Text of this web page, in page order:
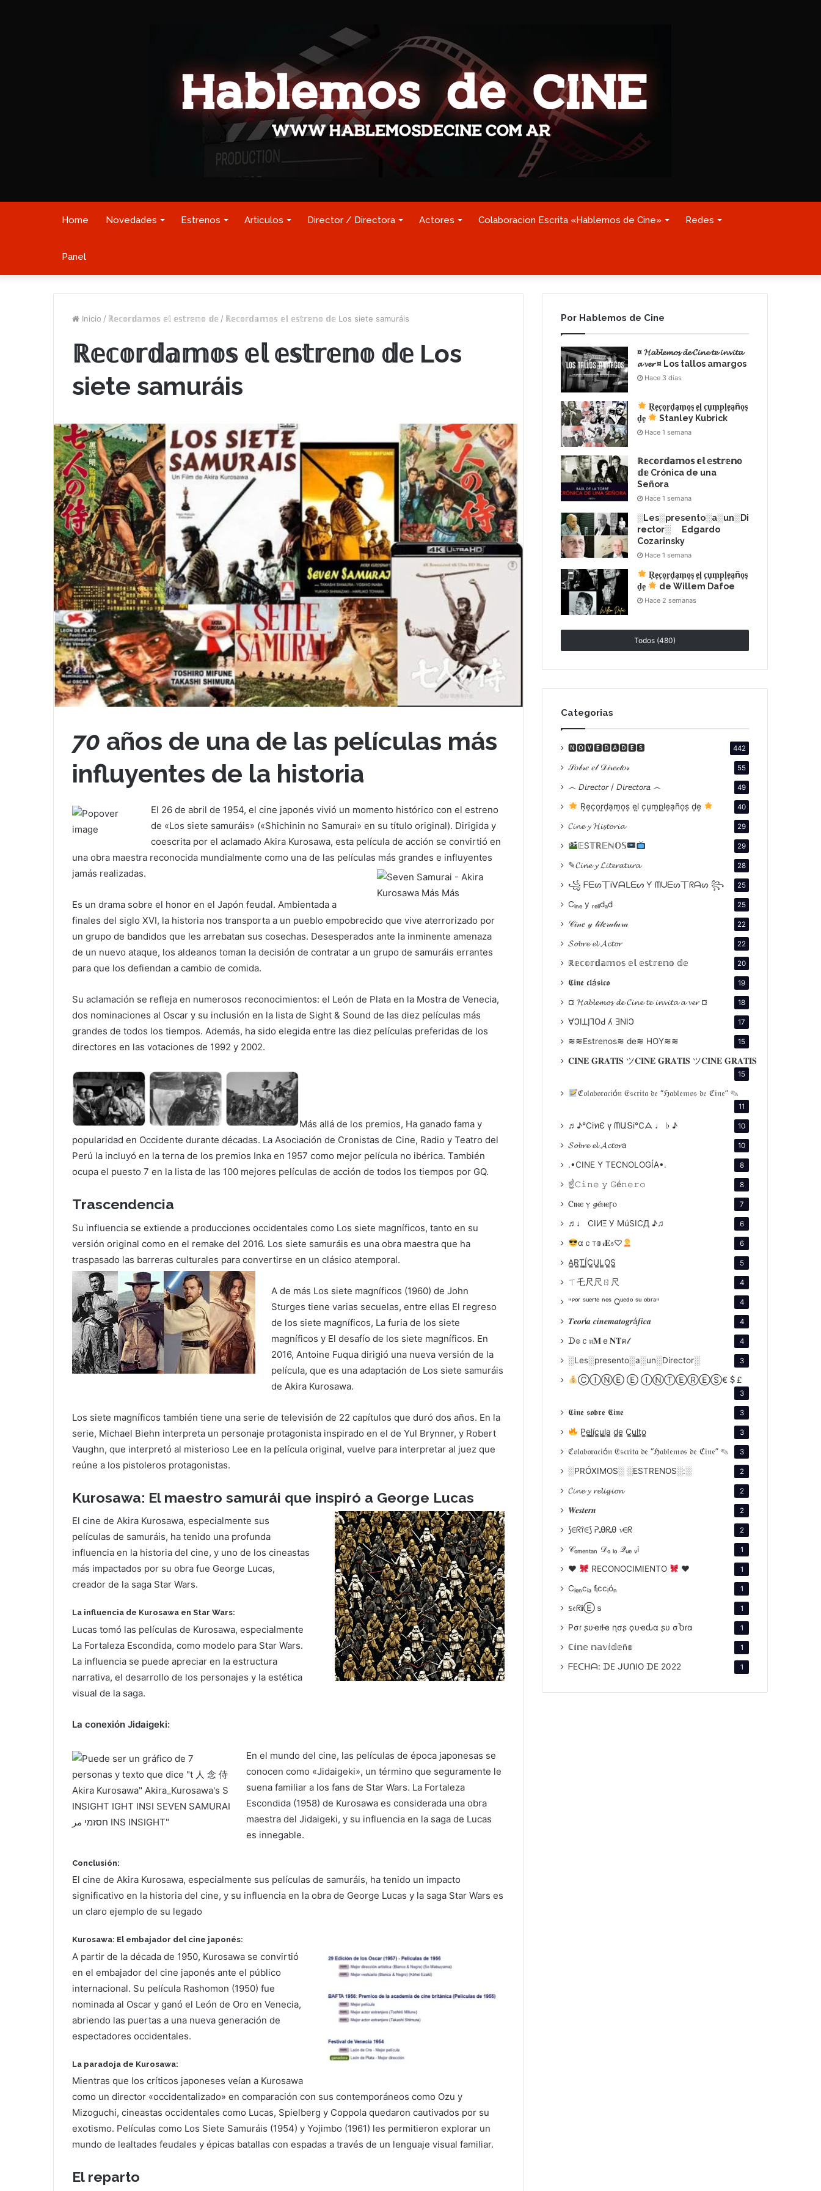
Home Novedades Estrenos Articulos Director / Directora Actores Colaboracion Escrita «Hablemos de Cine» Redes
Panel
Inicio / ℝ𝕖𝕔𝕠𝕣𝕕𝕒𝕞𝕠𝕤 𝕖𝕝 𝕖𝕤𝕥𝕣𝕖𝕟𝕠 𝕕𝕖 / ℝ𝕖𝕔𝕠𝕣𝕕𝕒𝕞𝕠𝕤 𝕖𝕝 𝕖𝕤𝕥𝕣𝕖𝕟𝕠 𝕕𝕖 Los siete samuráis
ℝ𝕖𝕔𝕠𝕣𝕕𝕒𝕞𝕠𝕤 𝕖𝕝 𝕖𝕤𝕥𝕣𝕖𝕟𝕠 𝕕𝕖 Los
siete samuráis
70 años de una de las películas más
influyentes de la historia
El 26 de abril de 1954, el cine japonés vivió un momento histórico con el estreno
de «Los siete samuráis» («Shichinin no Samurai» en su título original). Dirigida y
coescrita por el aclamado Akira Kurosawa, esta película de acción se convirtió en
una obra maestra reconocida mundialmente como una de las películas más grandes e influyentes
jamás realizadas.
Es un drama sobre el honor en el Japón feudal. Ambientada a
finales del siglo XVI, la historia nos transporta a un pueblo empobrecido que vive aterrorizado por
un grupo de bandidos que les arrebatan sus cosechas. Desesperados ante la inminente amenaza
de un nuevo ataque, los aldeanos toman la decisión de contratar a un grupo de samuráis errantes
para que los defiendan a cambio de comida.
Su aclamación se refleja en numerosos reconocimientos: el León de Plata en la Mostra de Venecia,
dos nominaciones al Oscar y su inclusión en la lista de Sight & Sound de las diez películas más
grandes de todos los tiempos. Además, ha sido elegida entre las diez películas preferidas de los
directores en las votaciones de 1992 y 2002.
Más allá de los premios, Ha ganado fama y
popularidad en Occidente durante décadas. La Asociación de Cronistas de Cine, Radio y Teatro del
Perú la incluyó en la terna de los premios Inka en 1957 como mejor película no ibérica. También
ocupa el puesto 7 en la lista de las 100 mejores películas de acción de todos los tiempos por GQ.
Trascendencia
Su influencia se extiende a producciones occidentales como Los siete magníficos, tanto en su
versión original como en el remake del 2016. Los siete samuráis es una obra maestra que ha
traspasado las barreras culturales para convertirse en un clásico atemporal.
A de más Los siete magníficos (1960) de John
Sturges tiene varias secuelas, entre ellas El regreso
de los siete magníficos, La furia de los siete
magníficos y El desafío de los siete magníficos. En
2016, Antoine Fuqua dirigió una nueva versión de la
película, que es una adaptación de Los siete samuráis
de Akira Kurosawa.
Los siete magníficos también tiene una serie de televisión de 22 capítulos que duró dos años. En la
serie, Michael Biehn interpreta un personaje protagonista inspirado en el de Yul Brynner, y Robert
Vaughn, que interpretó al misterioso Lee en la película original, vuelve para interpretar al juez que
reúne a los pistoleros protagonistas.
Kurosawa: El maestro samurái que inspiró a George Lucas
El cine de Akira Kurosawa, especialmente sus
películas de samuráis, ha tenido una profunda
influencia en la historia del cine, y uno de los cineastas
más impactados por su obra fue George Lucas,
creador de la saga Star Wars.
La influencia de Kurosawa en Star Wars:
Lucas tomó las películas de Kurosawa, especialmente
La Fortaleza Escondida, como modelo para Star Wars.
La influencia se puede apreciar en la estructura
narrativa, el desarrollo de los personajes y la estética
visual de la saga.
La conexión Jidaigeki:
En el mundo del cine, las películas de época japonesas se
conocen como «Jidaigeki», un término que seguramente le
suena familiar a los fans de Star Wars. La Fortaleza
Escondida (1958) de Kurosawa es considerada una obra
maestra del Jidaigeki, y su influencia en la saga de Lucas
es innegable.
Conclusión:
El cine de Akira Kurosawa, especialmente sus películas de samuráis, ha tenido un impacto
significativo en la historia del cine, y su influencia en la obra de George Lucas y la saga Star Wars es
un claro ejemplo de su legado
Kurosawa: El embajador del cine japonés:
A partir de la década de 1950, Kurosawa se convirtió
en el embajador del cine japonés ante el público
internacional. Su película Rashomon (1950) fue
nominada al Oscar y ganó el León de Oro en Venecia,
abriendo las puertas a una nueva generación de
espectadores occidentales.
La paradoja de Kurosawa:
Mientras que los críticos japoneses veían a Kurosawa
como un director «occidentalizado» en comparación con sus contemporáneos como Ozu y
Mizoguchi, cineastas occidentales como Lucas, Spielberg y Coppola quedaron cautivados por su
exotismo. Películas como Los Siete Samuráis (1954) y Yojimbo (1961) les permitieron explorar un
mundo de lealtades feudales y épicas batallas con espadas a través de un lenguaje visual familiar.
El reparto
Por Hablemos de Cine
¤ 𝓗𝓪𝓫𝓵𝓮𝓶𝓸𝓼 𝓭𝓮 𝓒𝓲𝓷𝓮 𝓽𝓮 𝓲𝓷𝓿𝓲𝓽𝓪
𝓪 𝓿𝓮𝓻 ¤ Los tallos amargos
Hace 3 días
R͙e͙c͙o͙r͙d͙a͙m͙o͙s͙ e͙l͙ c͙u͙m͙p͙l͙e͙a͙ño͙s͙
d͙e͙
Stanley Kubrick
Hace 1 semana
ℝ𝕖𝕔𝕠𝕣𝕕𝕒𝕞𝕠𝕤 𝕖𝕝 𝕖𝕤𝕥𝕣𝕖𝕟𝕠
𝕕𝕖 Crónica de una
Señora
Hace 1 semana
░Les░presento░a░un░Di
rector░ Edgardo
Cozarinsky
Hace 1 semana
R͙e͙c͙o͙r͙d͙a͙m͙o͙s͙ e͙l͙ c͙u͙m͙p͙l͙e͙a͙ño͙s͙
d͙e͙
de Willem Dafoe
Hace 2 semanas
Todos (480)
Categorias
🅽🅾🆅🅴🅳🅰🅳🅴🆂 442
𝒮𝑜𝒷𝓇𝑒 𝑒𝓁 𝒟𝒾𝓇𝑒𝒸𝓉𝑜𝓇 55
෴ 𝘋𝘪𝘳𝘦𝘤𝘵𝘰𝘳 / 𝘋𝘪𝘳𝘦𝘤𝘵𝘰𝘳𝘢 ෴ 49
R͙e͙c͙o͙r͙d͙a͙m͙o͙s͙ e͙l͙ c͙u͙m͙p͙l͙e͙a͙ño͙s͙ d͙e͙ 40
𝓒𝓲𝓷𝓮 𝔂 𝓗𝓲𝓼𝓽𝓸𝓻𝓲𝓪 29
𝔼S𝕋ℝ𝔼ℕ𝕆𝕊 29
✎𝓒𝓲𝓷𝓮 𝔂 𝓛𝓲𝓽𝓮𝓻𝓪𝓽𝓾𝓻𝓪 28
꧁ ᖴᗴᔕ丅Ꭵᐯᗩᒪᗴᔕ Ƴ ᗰᑌᗴᔕ丅ᖇᗩᔕ ꧂ 25
Cᵢₙₑ y ᵣₑₗᵢdₐd 25
𝒞𝒾𝓃𝑒 𝓎 𝓁𝒾𝓉𝑒𝓇𝒶𝓉𝓊𝓇𝒶 22
𝓢𝓸𝓫𝓻𝓮 𝓮𝓵 𝓐𝓬𝓽𝓸𝓻 22
ℝ𝕖𝕔𝕠𝕣𝕕𝕒𝕞𝕠𝕤 𝕖𝕝 𝕖𝕤𝕥𝕣𝕖𝕟𝕠 𝕕𝕖 20
𝕮𝖎𝖓𝖊 𝖈𝖑á𝖘𝖎𝖈𝖔 19
¤ 𝓗𝓪𝓫𝓵𝓮𝓶𝓸𝓼 𝓭𝓮 𝓒𝓲𝓷𝓮 𝓽𝓮 𝓲𝓷𝓿𝓲𝓽𝓪 𝓪 𝓿𝓮𝓻 ¤ 18
∀ϽIꓕI̗⅂OԀ ʎ ƎNIϽ 17
≋≋Estrenos≋ de≋ HOY≋≋ 15
𝐂𝐈𝐍𝐄 𝐆𝐑𝐀𝐓𝐈𝐒 ツ𝐂𝐈𝐍𝐄 𝐆𝐑𝐀𝐓𝐈𝐒 ツ𝐂𝐈𝐍𝐄 𝐆𝐑𝐀𝐓𝐈𝐒
15
ℭ𝔬𝔩𝔞𝔟𝔬𝔯𝔞𝔠𝔦ó𝔫 𝔈𝔰𝔠𝔯𝔦𝔱𝔞 𝔡𝔢 “ℌ𝔞𝔟𝔩𝔢𝔪𝔬𝔰 𝔡𝔢 ℭ𝔦𝔫𝔢” ✎
11
♬♪℃іทЄ ү ᗰԱՏі℃ᗋ ♩ ♭ ♪ 10
𝓢𝓸𝓫𝓻𝓮 𝓮𝓵 𝓐𝓬𝓽𝓸𝓻a 10
.•CINE Y TECNOLOGÍA•. 8
☝𝙲𝚒𝚗𝚎 𝚢 𝙶é𝚗𝚎𝚛𝚘 8
Ⲥⲓⲛⲉ ⲩ 𝓰ⲉ́ⲛⲉꞅⲟ 7
♬♩ CIИΞ У MúSICД ♪♫ 6
αｃт𝕠𝓇𝐄𝔰♡ 6
A̳R̳T̳Í̳C̳U̳L̳O̳S̳ 5
ㄒ乇尺尺ㄖ尺 4
"ᴾᵒʳ ˢᵘᵉʳᵗᵉ ⁿᵒˢ Qᵘᵉᵈᵒ ˢᵘ ᵒᵇʳᵃ" 4
𝑻𝒆𝒐𝒓í𝒂 𝒄𝒊𝒏𝒆𝒎𝒂𝒕𝒐𝒈𝒓á𝒇𝒊𝒄𝒂 4
ᗪ๏ｃ𝔲𝐌ｅ𝐍𝐓ค𝓁 4
░Les░presento░a░un░Director░ 3
ⒸⒾⓃⒺ Ⓔ ⒾⓃⓉⒺⓇⒺⓈ€ £
3
𝕮𝖎𝖓𝖊 𝖘𝖔𝖇𝖗𝖊 𝕮𝖎𝖓𝖊 3
P̳e̳l̳í̳c̳u̳l̳a̳ d̳e̳ C̳u̳l̳t̳o̳ 3
ℭ𝔬𝔩𝔞𝔟𝔬𝔯𝔞𝔠𝔦ó𝔫 𝔈𝔰𝔠𝔯𝔦𝔱𝔞 𝔡𝔢 “ℌ𝔞𝔟𝔩𝔢𝔪𝔬𝔰 𝔡𝔢 ℭ𝔦𝔫𝔢” ✎ 3
░PRÓXIMOS░ ░ESTRENOS░:░ 2
𝓒𝓲𝓷𝓮 𝔂 𝓻𝓮𝓵𝓲𝓰𝓲𝓸𝓷 2
𝑾𝒆𝒔𝒕𝒆𝒓𝒏 2
⟆∈ᖇ⫯∈⟆ ᕈᎯᖇᎯ 𝓿∈ᖇ 2
𝒞ₒₘₑₙₜₐₙ 𝒟ₒ ₗₒ 𝒬ᵤₑ ᵥi 1
♥ RECONOCIMIENTO ♥ 1
Cᵢₑₙcᵢₐ fᵢccᵢóₙ 1
𝕤𝔢ᖇ𝐢Ⓔｓ 1
Pσɾ ʂυҽɾƚҽ ɳσʂ ϙυҽԃα ʂυ σႦɾα 1
ℂ𝕚𝕟𝕖 𝕟𝕒𝕧𝕚𝕕𝕖ñ𝕠 1
ᖴEᑕᕼᗩ: ᗪE ᒍᑌᑎIO ᗪE 2022 1